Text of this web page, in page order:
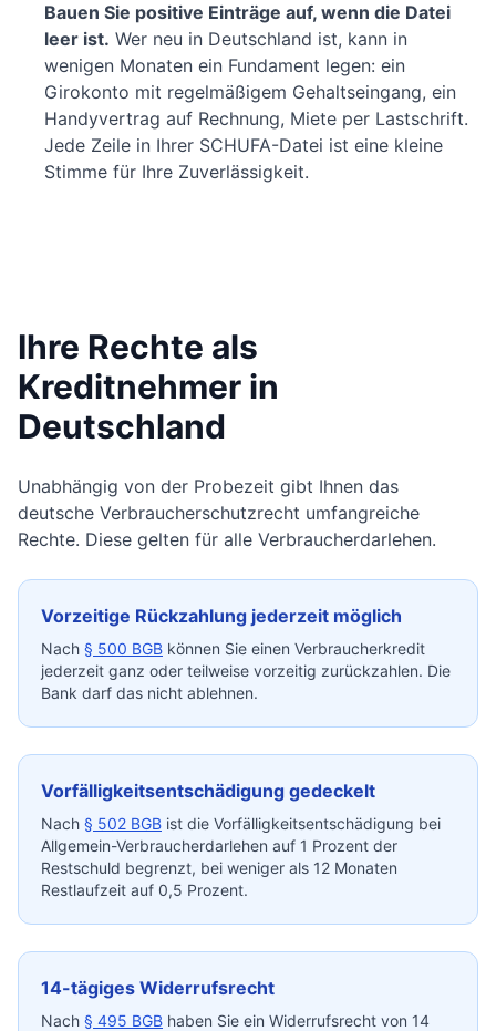
Bauen Sie positive Einträge auf, wenn die Datei
leer ist. Wer neu in Deutschland ist, kann in
wenigen Monaten ein Fundament legen: ein
Girokonto mit regelmäßigem Gehaltseingang, ein
Handyvertrag auf Rechnung, Miete per Lastschrift.
Jede Zeile in Ihrer SCHUFA-Datei ist eine kleine
Stimme für Ihre Zuverlässigkeit.
Ihre Rechte als
Kreditnehmer in
Deutschland
Unabhängig von der Probezeit gibt Ihnen das
deutsche Verbraucherschutzrecht umfangreiche
Rechte. Diese gelten für alle Verbraucherdarlehen.
Vorzeitige Rückzahlung jederzeit möglich
Nach § 500 BGB können Sie einen Verbraucherkredit
jederzeit ganz oder teilweise vorzeitig zurückzahlen. Die
Bank darf das nicht ablehnen.
Vorfälligkeitsentschädigung gedeckelt
Nach § 502 BGB ist die Vorfälligkeitsentschädigung bei
Allgemein-Verbraucherdarlehen auf 1 Prozent der
Restschuld begrenzt, bei weniger als 12 Monaten
Restlaufzeit auf 0,5 Prozent.
14-tägiges Widerrufsrecht
Nach § 495 BGB haben Sie ein Widerrufsrecht von 14